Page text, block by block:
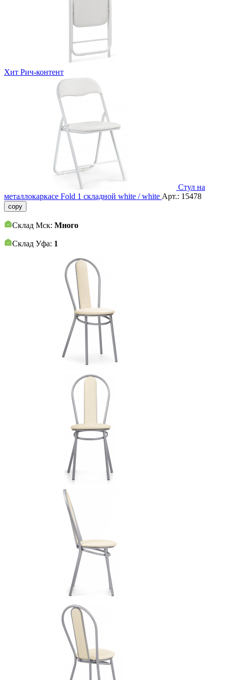
Хит Рич-контент
Стул на
металлокаркасе Fold 1 складной white / white Арт.: 15478
copy
Склад Мск: Много
Склад Уфа: 1